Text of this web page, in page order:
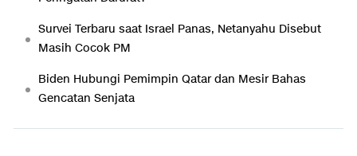
Survei Terbaru saat Israel Panas, Netanyahu Disebut
Masih Cocok PM
Biden Hubungi Pemimpin Qatar dan Mesir Bahas
Gencatan Senjata